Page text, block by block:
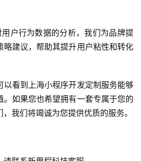
户行为数据的分析，我们为品牌提
略建议，帮助其提升用户粘性和转化
以看到上海小程序开发定制服务能够
。如果您也希望拥有一套专属于您的
我们将竭诚为您提供优质的服务。